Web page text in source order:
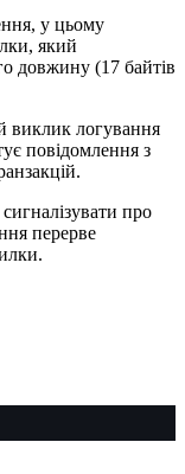
у цьому
який
довжину (17 байтів
виклик логування
повідомлення з
про
перерве